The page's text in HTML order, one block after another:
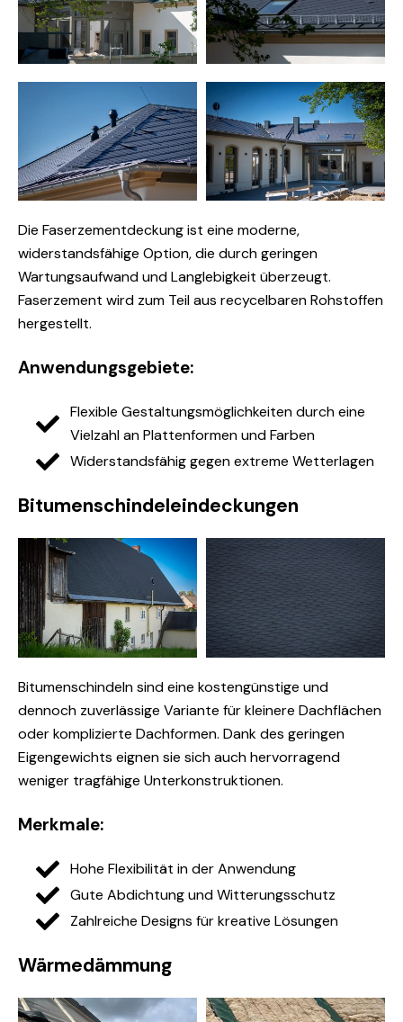
Die Faserzementdeckung ist eine moderne,
widerstandsfähige Option, die durch geringen
Wartungsaufwand und Langlebigkeit überzeugt.
Faserzement wird zum Teil aus recycelbaren Rohstoffen
hergestellt.
Anwendungsgebiete:
Flexible Gestaltungsmöglichkeiten durch eine
Vielzahl an Plattenformen und Farben
Widerstandsfähig gegen extreme Wetterlagen
Bitumenschindeleindeckungen
Bitumenschindeln sind eine kostengünstige und
dennoch zuverlässige Variante für kleinere Dachflächen
oder komplizierte Dachformen. Dank des geringen
Eigengewichts eignen sie sich auch hervorragend
weniger tragfähige Unterkonstruktionen.
Merkmale:
Hohe Flexibilität in der Anwendung
Gute Abdichtung und Witterungsschutz
Zahlreiche Designs für kreative Lösungen
Wärmedämmung